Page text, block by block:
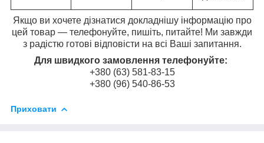
Якщо ви хочете дізнатися докладнішу інформацію про
цей товар — телефонуйте, пишіть, питайте! Ми завжди
з радістю готові відповісти на всі Ваші запитання.
Для швидкого замовлення телефонуйте:
+380 (63) 581-83-15
+380 (96) 540-86-53
Приховати